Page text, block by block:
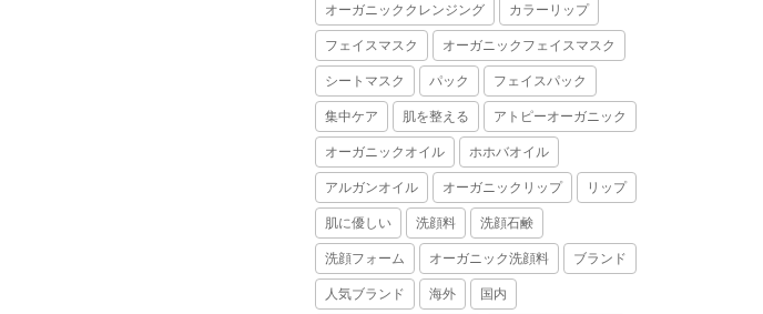
オーガニッククレンジング カラーリップ
フェイスマスク オーガニックフェイスマスク
シートマスク パック フェイスパック
集中ケア 肌を整える アトピーオーガニック
オーガニックオイル ホホバオイル
アルガンオイル オーガニックリップ リップ
肌に優しい 洗顔料 洗顔石鹸
洗顔フォーム オーガニック洗顔料 ブランド
人気ブランド 海外 国内